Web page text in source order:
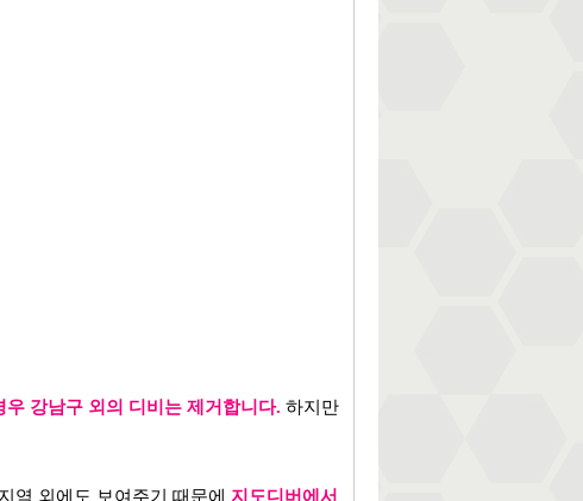
우 강남구 외의 디비는 제거합니다. 하지만
역 외에도 보여주기 때문에 지도디버에서